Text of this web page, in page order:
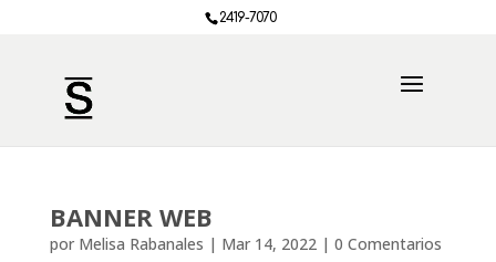
2419-7070
BANNER WEB
por Melisa Rabanales | Mar 14, 2022| 0 Comentarios